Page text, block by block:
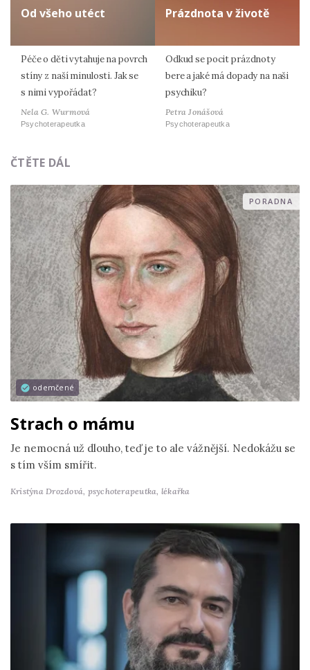
Od všeho utéct
Péče o děti vytahuje na povrch
stíny z naší minulosti. Jak se
s nimi vypořádat?
Nela G. Wurmová
Psychoterapeutka
Prázdnota v životě
Odkud se pocit prázdnoty
bere a jaké má dopady na naši
psychiku?
Petra Jonášová
Psychoterapeutka
ČTĚTE DÁL
odemčené
PORADNA
Strach o mámu
Je nemocná už dlouho, teď je to ale vážnější. Nedokážu se
s tím vším smířit.
Kristýna Drozdová, psychoterapeutka, lékařka